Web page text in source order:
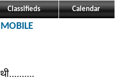
Classifieds Calendar